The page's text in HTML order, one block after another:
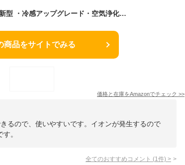
冷風機 冷風扇【2024新型 ・冷感アップグレード・空気浄化】強力送風 3段階風量 3つ冷風モード 8.0L水タンク上部給水 24Hタイマー静音 自動首振り イオン発生 冷風扇風機 省エネ節電 スポットクーラー 水不足停止 スポットエアコン タッチ＆リモコン遠隔操作 キャスター付 置き型クーラー 熱中症対策 コンパクト リビング 寝室 子供部屋 キッチン オフィス 用 PSE認証済 日本語説明書
商品をサイトでみる
価格と在庫をAmazonでチェック >>
るので、使いやすいです。イオンが発生するので
。
全てのおすすめコメント (1 件) >